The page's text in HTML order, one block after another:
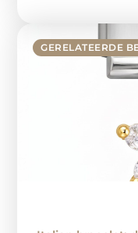
GERELATEERDE